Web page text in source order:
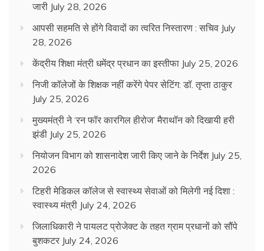
जारी July 28, 2026
आपसी सहमति से होंगे विवादों का त्वरित निस्तारण : सचिव July
28, 2026
केंद्रीय शिक्षा मंत्री धमेंद्र प्रधान का इस्तीफा July 25, 2026
निजी कॉलेजों के शिक्षक नहीं करेंगे पेपर सेटिंग: डॉ. तृप्ता ठाकुर
July 25, 2026
मुख्यमंत्री ने ‘रन फॉर कारगिल हीरोज’ मैराथॉन को दिखायी हरी
झंडी July 25, 2026
नियोजन विभाग को शासनादेश जारी किए जाने के निर्देश July 25,
2026
टिहरी मेडिकल कॉलेज से स्वास्थ्य सेवाओं को मिलेगी नई दिशा :
स्वास्थ्य मंत्री July 24, 2026
जिलाधिकारी ने पायलट प्रोजेक्ट के तहत ग्राम प्रधानों को सौंपे
बुशकटर July 24, 2026